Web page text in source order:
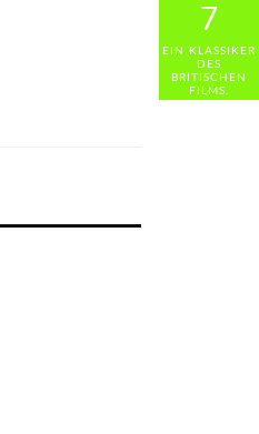
7
EIN KLASSIKER
DES
BRITISCHEN
FILMS.
4
SCHÖPFT SEIN
POTENZIAL
NICHT AUS.
7
EIN KLASSIKER
DES
BRITISCHEN
FILMS.